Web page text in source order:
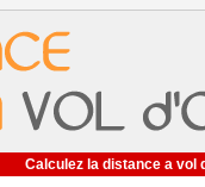
Calculez la distance a vol